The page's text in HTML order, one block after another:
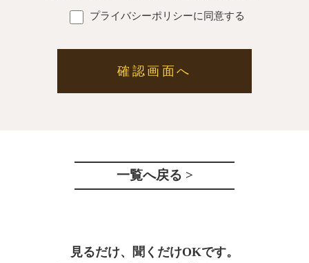
プライバシーポリシーに同意する
一覧へ戻る >
見るだけ、聞くだけOKです。